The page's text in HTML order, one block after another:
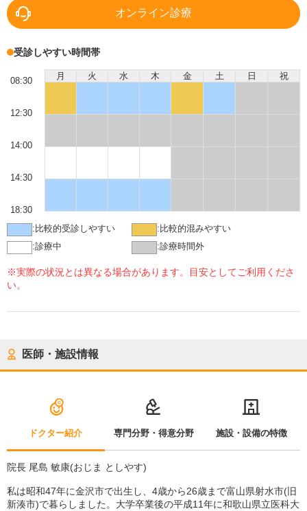
オンライン診療
受診しやすい時間帯
月 火 水 木 金 土 日 祝
08:30
12:30
14:00
14:30
18:30
: 比較的受診しやすい : 比較的混みやすい
:診療中 :診療時間外
※実際の状況とは異なる場合があります。目安としてご利用くださ
い。
医師・施設情報
ドクター紹介 専門分野・得意分野 施設・設備の特徴
院長 尾島 敏康(おじま としやす)
私は昭和47年に金沢市で出生し、4歳から26歳まで富山県射水市(旧
新湊市)で暮らしました。大学卒業後の平成11年に和歌山県立医科大